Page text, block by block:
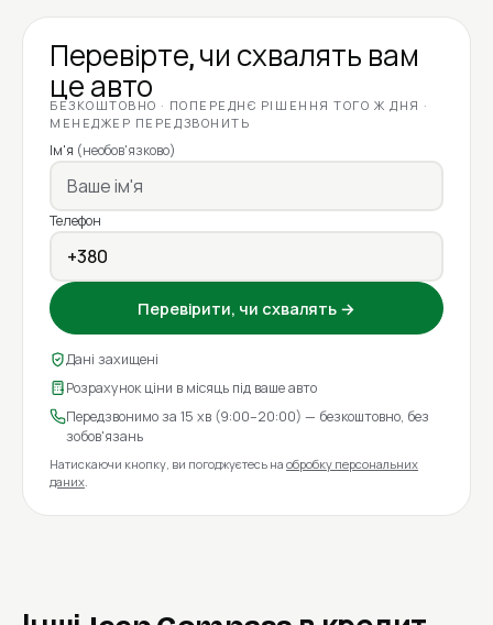
Перевірте, чи схвалять вам
це авто
БЕЗКОШТОВНО · ПОПЕРЕДНЄ РІШЕННЯ ТОГО Ж ДНЯ ·
МЕНЕДЖЕР ПЕРЕДЗВОНИТЬ
Ім'я (необов'язково)
Телефон
Перевірити, чи схвалять →
Дані захищені
Розрахунок ціни в місяць під ваше авто
Передзвонимо за 15 хв (9:00–20:00) — безкоштовно, без
зобов'язань
Натискаючи кнопку, ви погоджуєтесь на обробку персональних
даних.